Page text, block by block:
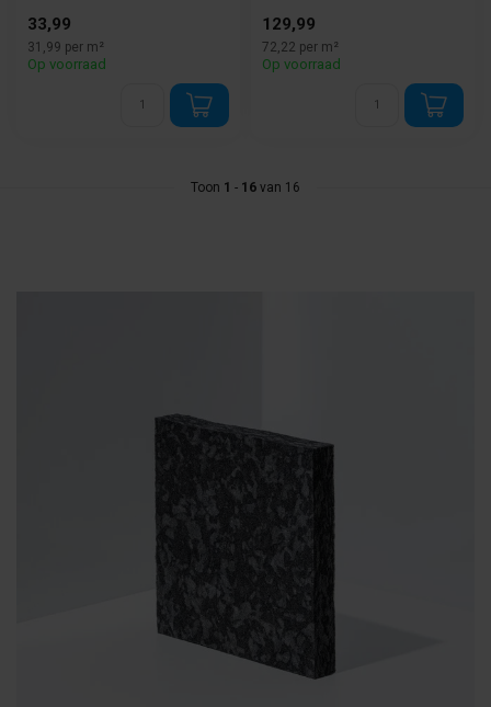
vlokken polyuretha...
33,99
31,99 per m²
Op voorraad
129,99
72,22 per m²
Op voorraad
Toon 1 - 16 van 16